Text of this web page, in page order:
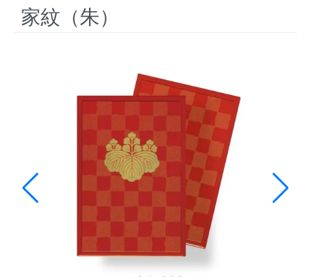
家紋（朱）